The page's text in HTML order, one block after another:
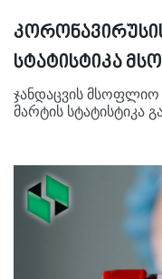
სტატისტიკა
ჯანდაცვის მსოფლიო
მარტის სტატისტიკა